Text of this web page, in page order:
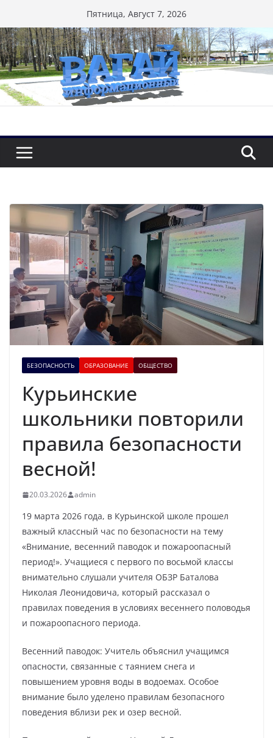
к
содержимому
Пятница, Август 7, 2026
БЕЗОПАСНОСТЬ ОБРАЗОВАНИЕ ОБЩЕСТВО
Курьинские
школьники повторили
правила безопасности
весной!
20.03.2026 admin
19 марта 2026 года, в Курьинской школе прошел
важный классный час по безопасности на тему
«Внимание, весенний паводок и пожароопасный
период!». Учащиеся с первого по восьмой классы
внимательно слушали учителя ОБЗР Баталова
Николая Леонидовича, который рассказал о
правилах поведения в условиях весеннего половодья
и пожароопасного периода.
Весенний паводок: Учитель объяснил учащимся
опасности, связанные с таянием снега и
повышением уровня воды в водоемах. Особое
внимание было уделено правилам безопасного
поведения вблизи рек и озер весной.